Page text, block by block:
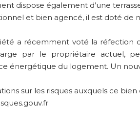
dispose également d’une
et bien agencé, il est doté de
a récemment voté la réfection
par le propriétaire actuel,
énergétique du logement. Un
sur les risques auxquels ce